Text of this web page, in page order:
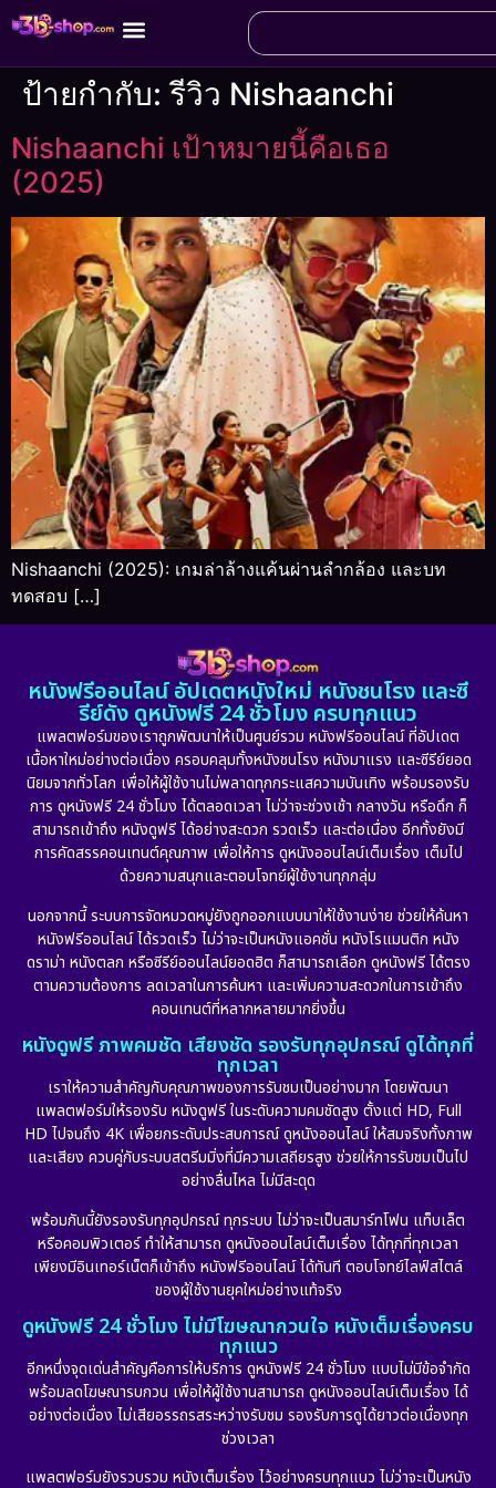
ป้ายกำกับ:รีวิว Nishaanchi
Nishaanchi เป้าหมายนี้คือเธอ
(2025)
Nishaanchi (2025): เกมล่าล้างแค้นผ่านลำกล้อง และบท
ทดสอบ […]
หนังฟรีออนไลน์ อัปเดตหนังใหม่ หนังชนโรง และซี
รีย์ดัง ดูหนังฟรี 24 ชั่วโมง ครบทุกแนว
แพลตฟอร์มของเราถูกพัฒนาให้เป็นศูนย์รวม หนังฟรีออนไลน์ ที่อัปเดต
เนื้อหาใหม่อย่างต่อเนื่อง ครอบคลุมทั้งหนังชนโรง หนังมาแรง และซีรีย์ยอด
นิยมจากทั่วโลก เพื่อให้ผู้ใช้งานไม่พลาดทุกกระแสความบันเทิง พร้อมรองรับ
การ ดูหนังฟรี 24 ชั่วโมง ได้ตลอดเวลา ไม่ว่าจะช่วงเช้า กลางวัน หรือดึก ก็
สามารถเข้าถึง หนังดูฟรี ได้อย่างสะดวก รวดเร็ว และต่อเนื่อง อีกทั้งยังมี
การคัดสรรคอนเทนต์คุณภาพ เพื่อให้การ ดูหนังออนไลน์เต็มเรื่อง เต็มไป
ด้วยความสนุกและตอบโจทย์ผู้ใช้งานทุกกลุ่ม
นอกจากนี้ ระบบการจัดหมวดหมู่ยังถูกออกแบบมาให้ใช้งานง่าย ช่วยให้ค้นหา
หนังฟรีออนไลน์ ได้รวดเร็ว ไม่ว่าจะเป็นหนังแอคชั่น หนังโรแมนติก หนัง
ดราม่า หนังตลก หรือซีรีย์ออนไลน์ยอดฮิต ก็สามารถเลือก ดูหนังฟรี ได้ตรง
ตามความต้องการ ลดเวลาในการค้นหา และเพิ่มความสะดวกในการเข้าถึง
คอนเทนต์ที่หลากหลายมากยิ่งขึ้น
หนังดูฟรี ภาพคมชัด เสียงชัด รองรับทุกอุปกรณ์ ดูได้ทุกที่
ทุกเวลา
เราให้ความสำคัญกับคุณภาพของการรับชมเป็นอย่างมาก โดยพัฒนา
แพลตฟอร์มให้รองรับ หนังดูฟรี ในระดับความคมชัดสูง ตั้งแต่ HD, Full
HD ไปจนถึง 4K เพื่อยกระดับประสบการณ์ ดูหนังออนไลน์ ให้สมจริงทั้งภาพ
และเสียง ควบคู่กับระบบสตรีมมิ่งที่มีความเสถียรสูง ช่วยให้การรับชมเป็นไป
อย่างลื่นไหล ไม่มีสะดุด
พร้อมกันนี้ยังรองรับทุกอุปกรณ์ ทุกระบบ ไม่ว่าจะเป็นสมาร์ทโฟน แท็บเล็ต
หรือคอมพิวเตอร์ ทำให้สามารถ ดูหนังออนไลน์เต็มเรื่อง ได้ทุกที่ทุกเวลา
เพียงมีอินเทอร์เน็ตก็เข้าถึง หนังฟรีออนไลน์ ได้ทันที ตอบโจทย์ไลฟ์สไตล์
ของผู้ใช้งานยุคใหม่อย่างแท้จริง
ดูหนังฟรี 24 ชั่วโมง ไม่มีโฆษณากวนใจ หนังเต็มเรื่องครบ
ทุกแนว
อีกหนึ่งจุดเด่นสำคัญคือการให้บริการ ดูหนังฟรี 24 ชั่วโมง แบบไม่มีข้อจำกัด
พร้อมลดโฆษณารบกวน เพื่อให้ผู้ใช้งานสามารถ ดูหนังออนไลน์เต็มเรื่อง ได้
อย่างต่อเนื่อง ไม่เสียอรรถรสระหว่างรับชม รองรับการดูได้ยาวต่อเนื่องทุก
ช่วงเวลา
แพลตฟอร์มยังรวบรวม หนังเต็มเรื่อง ไว้อย่างครบทุกแนว ไม่ว่าจะเป็นหนัง